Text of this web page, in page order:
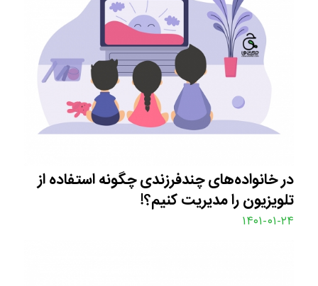
در خانواده‌های چندفرزندی چگونه استفاده از
تلویزیون را مدیریت کنیم؟!
۱۴۰۱-۰۱-۲۴